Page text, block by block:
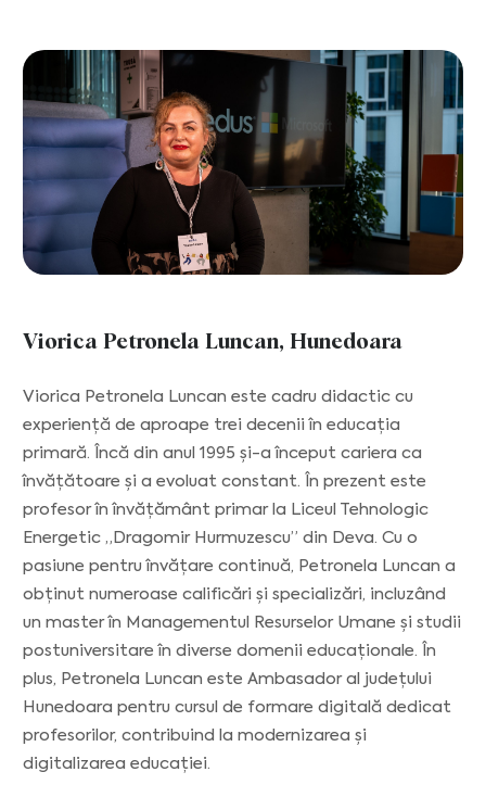
Viorica Petronela Luncan, Hunedoara
Viorica Petronela Luncan este cadru didactic cu
experiență de aproape trei decenii în educația
primară. Încă din anul 1995 și-a început cariera ca
învățătoare și a evoluat constant. În prezent este
profesor în învățământ primar la Liceul Tehnologic
Energetic „Dragomir Hurmuzescu” din Deva. Cu o
pasiune pentru învățare continuă, Petronela Luncan a
obținut numeroase calificări și specializări, incluzând
un master în Managementul Resurselor Umane și studii
postuniversitare în diverse domenii educaționale. În
plus, Petronela Luncan este Ambasador al județului
Hunedoara pentru cursul de formare digitală dedicat
profesorilor, contribuind la modernizarea și
digitalizarea educației.